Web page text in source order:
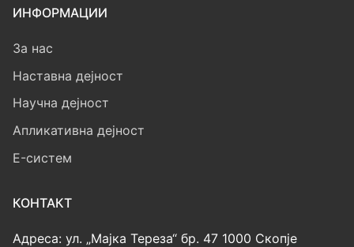
ИНФОРМАЦИИ
За нас
Наставна дејност
Научна дејност
Апликативна дејност
E-систем
КОНТАКТ
Адреса: ул. „Мајка Тереза“ бр. 47 1000 Скопје